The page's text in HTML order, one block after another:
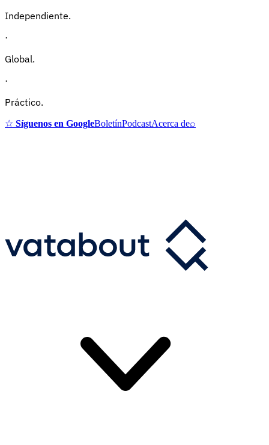
Independiente.
·
Global.
·
Práctico.
☆ Síguenos en GoogleBoletínPodcastAcerca de⌕